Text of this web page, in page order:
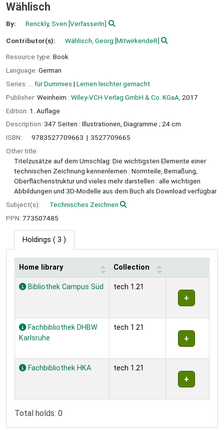
Wählisch
By: Renckly, Sven [VerfasserIn]
Contributor(s): Wählisch, Georg [MitwirkendeR]
Resource type: Book
Language: German
Series:
... für Dummies | Lernen leichter gemacht
Publisher: Weinheim : Wiley-VCH Verlag GmbH & Co. KGaA, 2017
Edition: 1. Auflage
Description: 347 Seiten : Illustrationen, Diagramme ; 24 cm
ISBN:
9783527709663
3527709665
Other title:
Titelzusätze auf dem Umschlag: Die wichtigsten Elemente einer
technischen Zeichnung kennenlernen : Normteile, Bemaßung,
Oberflächenstruktur und vieles mehr darstellen : alle wichtigen
Abbildungen und 3D-Modelle aus dem Buch als Download verfügbar
Subject(s):
Technisches Zeichnen
PPN: 773507485
Holdings ( 3 )
Holdings
Home library Collection
Bibliothek Campus Süd tech 1.21
Fachbibliothek DHBW
Karlsruhe
tech 1.21
Fachbibliothek HKA tech 1.21
Total holds: 0